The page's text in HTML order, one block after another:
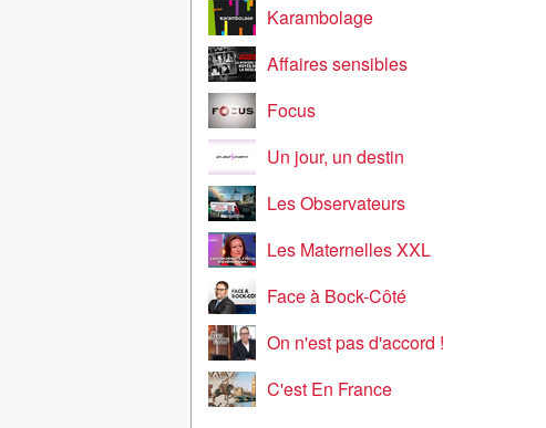
Karambolage
Affaires sensibles
Focus
Un jour, un destin
Les Observateurs
Les Maternelles XXL
Face à Bock-Côté
On n'est pas d'accord !
C'est En France